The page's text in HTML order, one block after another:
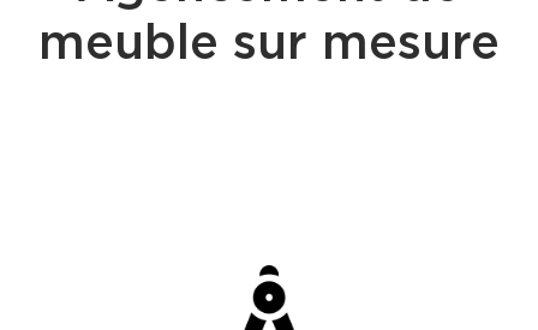
meuble sur mesure